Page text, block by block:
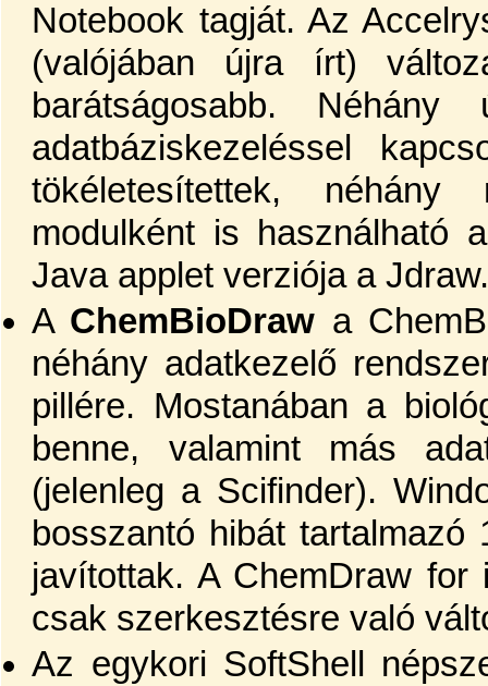
Notebook tagját. Az
(valójában újra írt)
barátságosabb.
adatbáziskezeléssel
tökéletesítettek,
modulként is használható
Java applet verziója a
A ChemBioDraw a
néhány adatkezelő
pillére. Mostanában a
benne, valamint más
(jelenleg a Scifinder).
bosszantó hibát
javítottak. A ChemDraw
csak szerkesztésre való
Az egykori SoftShell